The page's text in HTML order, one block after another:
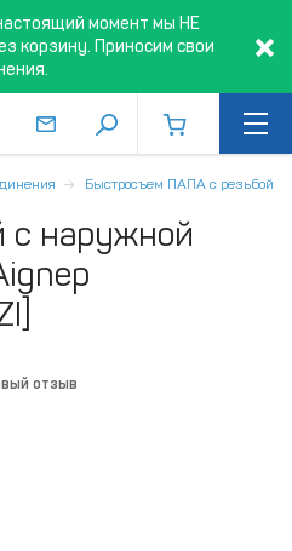
момент мы НЕ
корзину. Приносим свои
Быстросъем ПАПА с резьбой
с наружной
отзыв